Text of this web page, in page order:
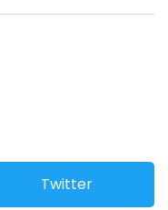
Twitter